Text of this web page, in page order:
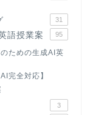
31
語授業案 95
ための生成AI英
完全対応】
3